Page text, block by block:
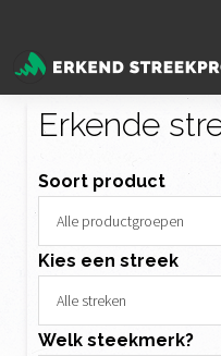
naar
de
hoofdnavigatie
naar
de
hoofd
inhoud
naar
de
voettekst
Erkend
Streekproduct
het
enige
landelijke
keurmerk
voor
streekproducten
Erkende
Soort product
Kies een streek
Welk steekmerk?